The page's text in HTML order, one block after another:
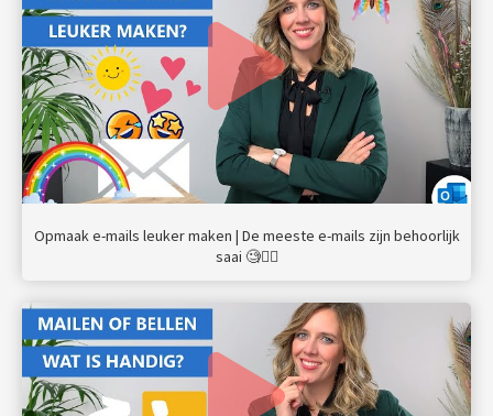
Opmaak e-mails leuker maken | De meeste e-mails zijn behoorlijk
saai 🧐🤷‍♀️